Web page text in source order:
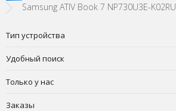
Samsung ATIV Book 7 NP730U3E-K02RU
Тип устройства
Удобный поиск
Только у нас
Заказы